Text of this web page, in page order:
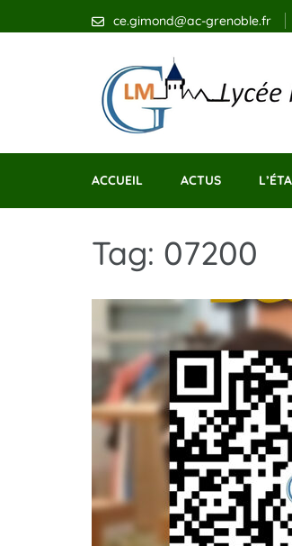
ce.gimond@ac-grenoble.fr
Lycée Marcel
ACCUEIL ACTUS
Tag: 07200